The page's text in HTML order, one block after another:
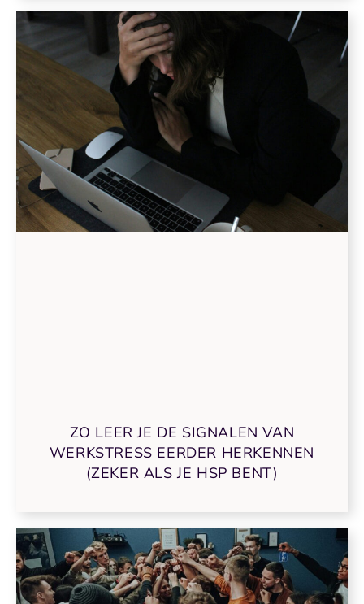
ZO LEER JE DE SIGNALEN VAN
WERKSTRESS EERDER HERKENNEN
(ZEKER ALS JE HSP BENT)